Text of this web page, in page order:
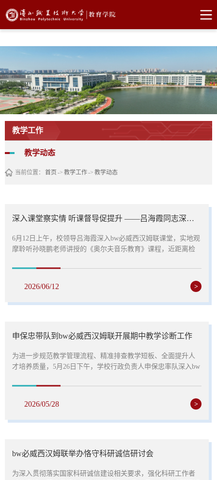
bw必威西汉姆联官网
教学工作
教学动态
当前位置： 首页 -> 教学工作-> 教学动态
深入课堂察实情 听课督导促提升 ——吕海霞同志深入bw必威西汉姆联一线听课
6月12日上午，校领导吕海霞深入bw必威西汉姆联课堂，实地观
摩聆听孙晓鹏老师讲授的《奥尔夫音乐教育》课程，近距离检
孙晓鹏老师结合课程特点，灵活运用互动体验、实操演练等教
学方式，将奥尔夫音乐教育理念与实践技能相结合，课堂氛围
轻松活跃，师生互动充分，教学环节紧凑有序。吕海霞全程认
2026/06/12 >
申保忠带队到bw必威西汉姆联开展期中教学诊断工作
为进一步规范教学管理流程、精准排查教学短板、全面提升人
才培养质量，5月26日下午，学校行政负责人申保忠率队深入bw
教务处、质管处相关负责人及教学督导组专家随行督导，bw必
威西汉姆联负责人、学院教学管理团队及骨干教师代表全程参
与本次活动。本次诊断工作以随堂听课、座谈交流、专项指导
2026/05/28 >
bw必威西汉姆联举办恪守科研诚信研讨会
为深入贯彻落实国家科研诚信建设相关要求，强化科研工作者